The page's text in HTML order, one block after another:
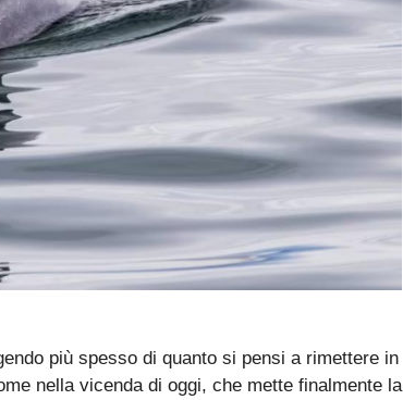
più spesso di quanto si pensi a rimettere in
nella vicenda di oggi, che mette finalmente la